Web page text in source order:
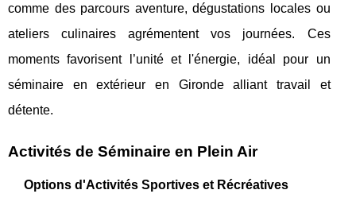
comme des parcours aventure, dégustations locales ou
ateliers culinaires agrémentent vos journées. Ces
moments favorisent l’unité et l'énergie, idéal pour un
séminaire en extérieur en Gironde alliant travail et
détente.
Activités de Séminaire en Plein Air
Options d'Activités Sportives et Récréatives